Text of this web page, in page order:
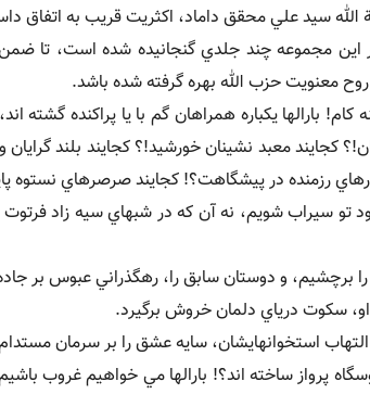
الله سيد علي محقق داماد، اکثريت قريب به اتفاق
مجموعه چند جلدي گنجانيده شده است، تا ضمن
معنويت حزب الله بهره گرفته شده باشد.
بارالها يکباره همراهان گم با يا پراکنده گشته
کجايند معبد نشينان خورشيد!؟ کجايند بلند گرايان
رزمنده در پيشگاهت؟! کجايند صرصرهاي نستوه
سيراب شويم، نه آن که در شبهاي سيه زاد فرتوت
را برچشيم، و دوستان سابق را، رهگذراني عبوس بر
سکوت درياي دلمان خروش برگيرد.
استخوانهايشان، سايه عشق را بر سرمان
پرواز ساخته اند؟! بارالها مي خواهيم غروب